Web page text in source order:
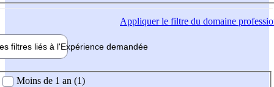
Appliquerle filtre du domaine
filtres liés à l'Expérience demandée
demandée
Moins de 1 an (1)